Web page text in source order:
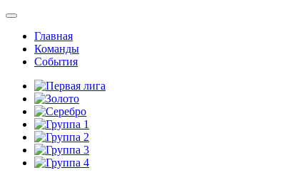
Главная
Команды
События